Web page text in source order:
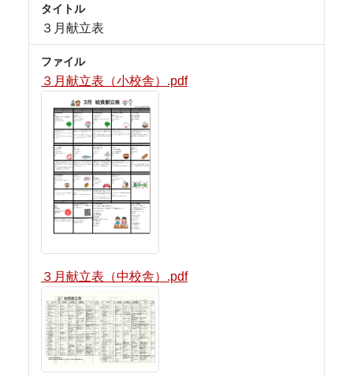
タイトル
３月献立表
ファイル
３月献立表（小校舎）.pdf
３月献立表（中校舎）.pdf